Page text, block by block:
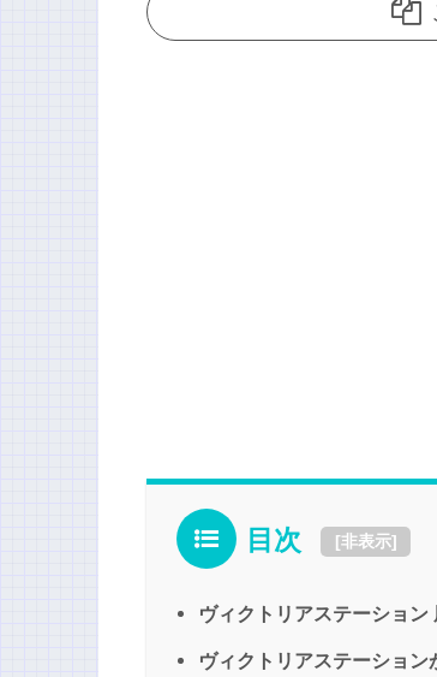
目次 [非表示]
ヴィクトリアステーショ
ヴィクトリアステーション